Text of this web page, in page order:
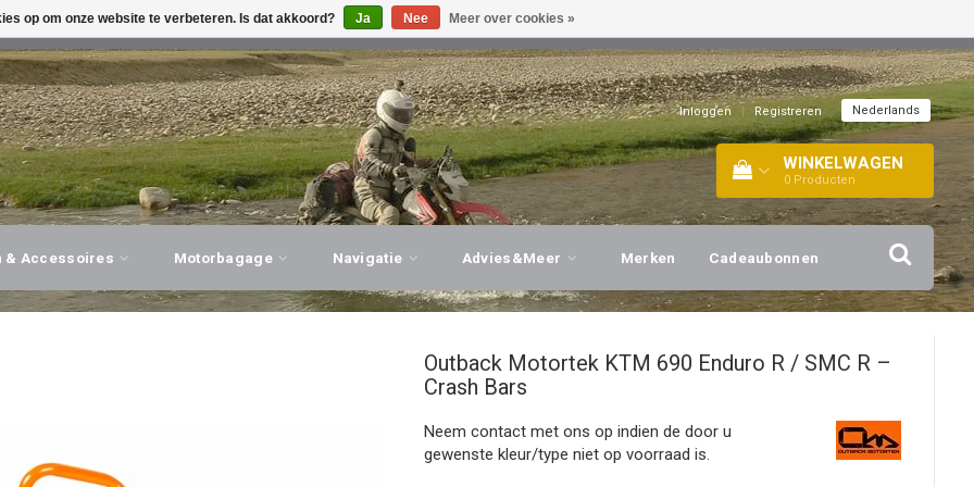
ADVIES, PERSOONLIJKE SERVICE! BEZOEK ONZE WINKEL!
Inloggen | Registreren Nederlands
WINKELWAGEN
0 Producten
& Accessoires Motorbagage Navigatie Advies&Meer Merken Cadeaubonnen
Outback Motortek KTM 690 Enduro R / SMC R –
Crash Bars
Neem contact met ons op indien de door u
gewenste kleur/type niet op voorraad is.
op om onze website te verbeteren. Is dat akkoord? Ja Nee Meer over cookies »